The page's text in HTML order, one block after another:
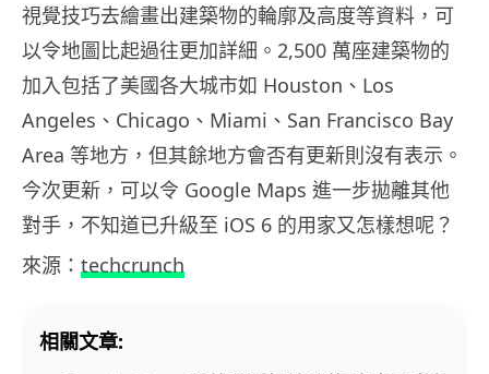
視覺技巧去繪畫出建築物的輪廓及高度等資料，可
以令地圖比起過往更加詳細。2,500 萬座建築物的
加入包括了美國各大城市如 Houston、Los
Angeles、Chicago、Miami、San Francisco Bay
Area 等地方，但其餘地方會否有更新則沒有表示。
今次更新，可以令 Google Maps 進一步拋離其他
對手，不知道已升級至 iOS 6 的用家又怎樣想呢？
來源： techcrunch
相關文章: